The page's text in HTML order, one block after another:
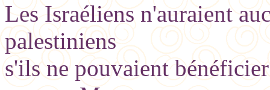
Les Israéliens n'auraient
palestiniens
s'ils ne pouvaient